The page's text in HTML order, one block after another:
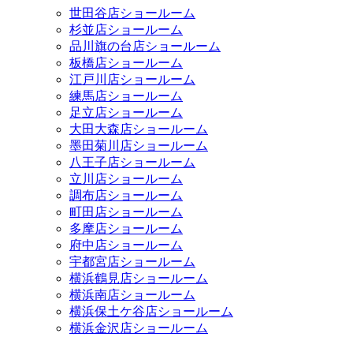
世田谷店ショールーム
杉並店ショールーム
品川旗の台店ショールーム
板橋店ショールーム
江戸川店ショールーム
練馬店ショールーム
足立店ショールーム
大田大森店ショールーム
墨田菊川店ショールーム
八王子店ショールーム
立川店ショールーム
調布店ショールーム
町田店ショールーム
多摩店ショールーム
府中店ショールーム
宇都宮店ショールーム
横浜鶴見店ショールーム
横浜南店ショールーム
横浜保土ケ谷店ショールーム
横浜金沢店ショールーム